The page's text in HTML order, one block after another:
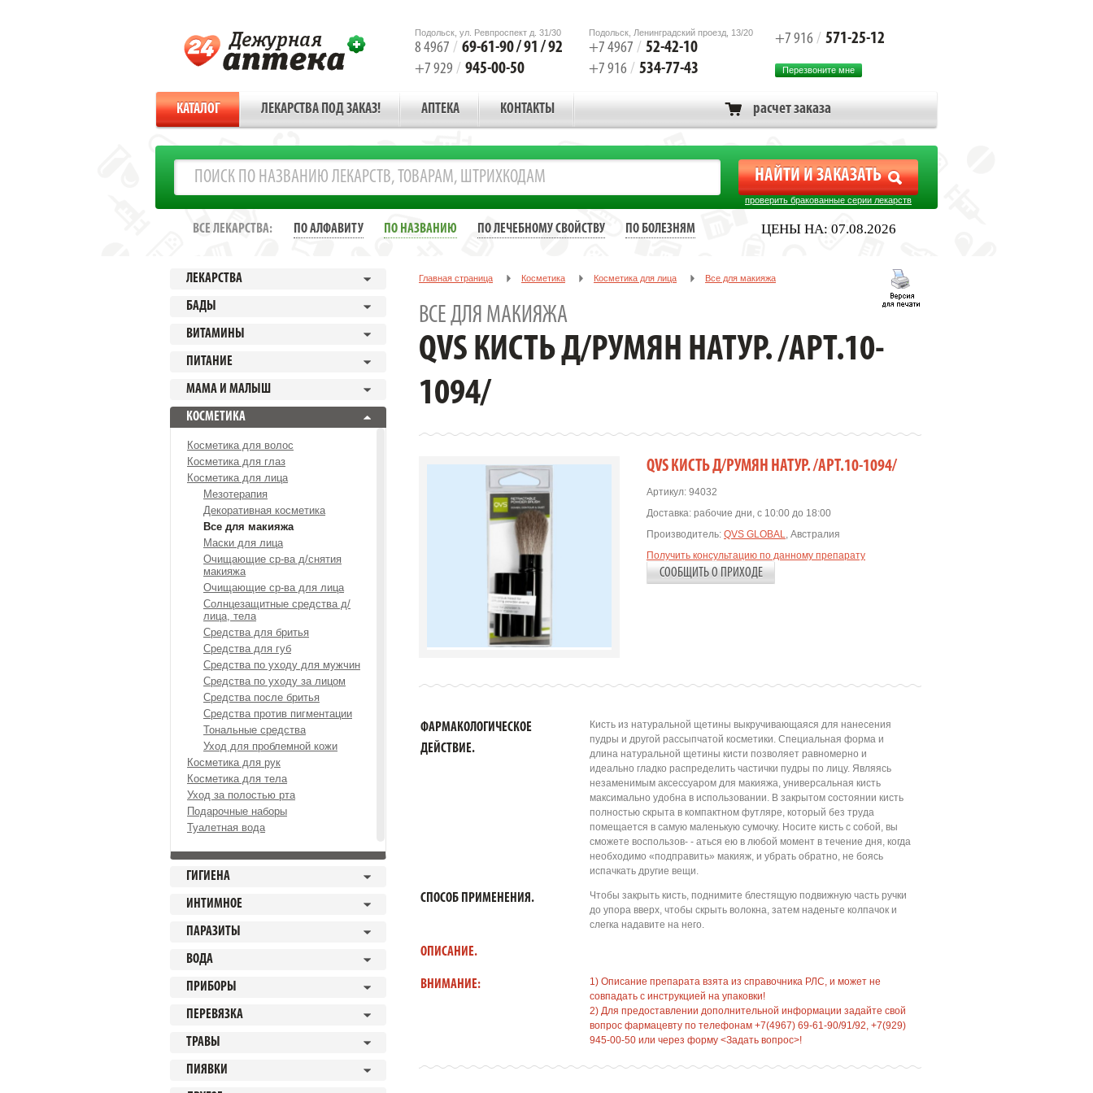
Подольск, ул. Ревпроспект д. 31/30
8 4967 / 69-61-90 / 91 / 92
+7 929 / 945-00-50
Подольск, Ленинградский проезд, 13/20
+7 4967 / 52-42-10
+7 916 / 534-77-43
+7 916 / 571-25-12
Перезвоните мне
КАТАЛОГ ЛЕКАРСТВА ПОД ЗАКАЗ! АПТЕКА КОНТАКТЫ расчет заказа
проверить бракованные серии лекарств
ЦЕНЫ НА: 07.08.2026
ВСЕ ЛЕКАРСТВА: ПО АЛФАВИТУ ПО НАЗВАНИЮ ПО ЛЕЧЕБНОМУ СВОЙСТВУ ПО БОЛЕЗНЯМ
ЛЕКАРСТВА
БАДЫ
ВИТАМИНЫ
ПИТАНИЕ
МАМА И МАЛЫШ
КОСМЕТИКА
Косметика для волос
Косметика для глаз
Косметика для лица
Мезотерапия
Декоративная косметика
Все для макияжа
Маски для лица
Очищающие ср-ва д/снятия
макияжа
Очищающие ср-ва для лица
Солнцезащитные средства д/
лица, тела
Средства для бритья
Средства для губ
Средства по уходу для мужчин
Средства по уходу за лицом
Средства после бритья
Средства против пигментации
Тональные средства
Уход для проблемной кожи
Косметика для рук
Косметика для тела
Уход за полостью рта
Подарочные наборы
Туалетная вода
ГИГИЕНА
ИНТИМНОЕ
ПАРАЗИТЫ
ВОДА
ПРИБОРЫ
ПЕРЕВЯЗКА
ТРАВЫ
ПИЯВКИ
Главная страница Косметика Косметика для лица Все для макияжа
ВСЕ ДЛЯ МАКИЯЖА
QVS КИСТЬ Д/РУМЯН НАТУР. /АРТ.10-
1094/
QVS КИСТЬ Д/РУМЯН НАТУР. /АРТ.10-1094/
Артикул: 94032
Доставка: рабочие дни, с 10:00 до 18:00
Производитель: QVS GLOBAL, Австралия
Получить консультацию по данному препарату
СООБЩИТЬ О ПРИХОДЕ
ФАРМАКОЛОГИЧЕСКОЕ
ДЕЙСТВИЕ.
Кисть из натуральной щетины выкручивающаяся для нанесения
пудры и другой рассыпчатой косметики. Специальная форма и
длина натуральной щетины кисти позволяет равномерно и
идеально гладко распределить частички пудры по лицу. Являясь
незаменимым аксессуаром для макияжа, универсальная кисть
максимально удобна в использовании. В закрытом состоянии кисть
полностью скрыта в компактном футляре, который без труда
помещается в самую маленькую сумочку. Носите кисть с собой, вы
сможете воспользов- - аться ею в любой момент в течение дня, когда
необходимо «подправить» макияж, и убрать обратно, не боясь
испачкать другие вещи.
СПОСОБ ПРИМЕНЕНИЯ.
Чтобы закрыть кисть, поднимите блестящую подвижную часть ручки
до упора вверх, чтобы скрыть волокна, затем наденьте колпачок и
слегка надавите на него.
ОПИСАНИЕ.
ВНИМАНИЕ:
1) Описание препарата взята из справочника РЛС, и может не
совпадать с инструкцией на упаковки!
2) Для предоставлении дополнительной информации задайте свой
вопрос фармацевту по телефонам +7(4967) 69-61-90/91/92, +7(929)
945-00-50 или через форму <Задать вопрос>!